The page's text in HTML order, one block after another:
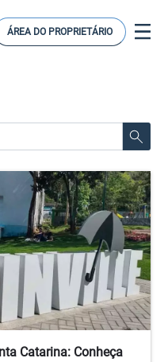
ÁREA DO PROPRIETÁRIO
Catarina: Conheça